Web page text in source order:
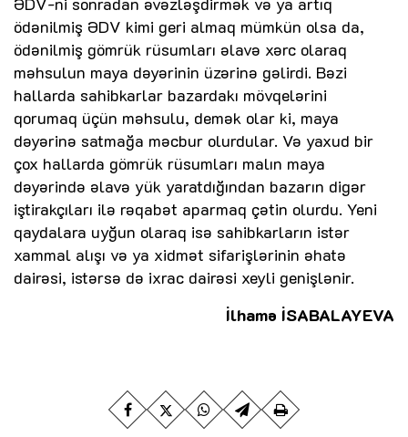
ödənilmiş ƏDV kimi geri almaq mümkün olsa da,
ödənilmiş gömrük rüsumları əlavə xərc olaraq
məhsulun maya dəyərinin üzərinə gəlirdi. Bəzi
hallarda sahibkarlar bazardakı mövqelərini
qorumaq üçün məhsulu, demək olar ki, maya
dəyərinə satmağa məcbur olurdular. Və yaxud bir
çox hallarda gömrük rüsumları malın maya
dəyərində əlavə yük yaratdığından bazarın digər
iştirakçıları ilə rəqabət aparmaq çətin olurdu. Yeni
qaydalara uyğun olaraq isə sahibkarların istər
xammal alışı və ya xidmət sifarişlərinin əhatə
dairəsi, istərsə də ixrac dairəsi xeyli genişlənir.
İlhamə İSABALAYEVA